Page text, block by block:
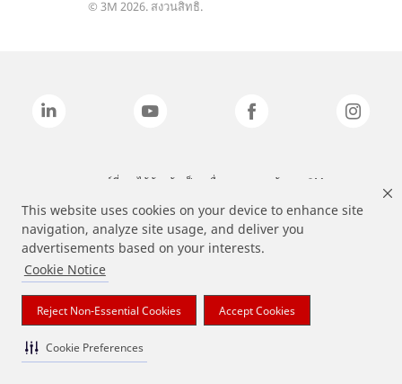
This website uses cookies on your device to enhance site
navigation, analyze site usage, and deliver you
advertisements based on your interests.
Cookie Notice
Reject Non-Essential Cookies Accept Cookies
Cookie Preferences
© 3M 2026. สงวนสิทธิ.
แบรนด์ที่ระบุไว้ข้างต้นเป็นเครื่องหมายการค้าของ 3M